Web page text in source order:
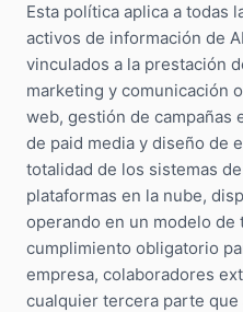
Esta política aplica a todas
activos de información de
vinculados a la prestación
marketing y comunicación
web, gestión de campañas
de paid media y diseño de
totalidad de los sistemas
plataformas en la nube,
operando en un modelo de
cumplimiento obligatorio
empresa, colaboradores
cualquier tercera parte que